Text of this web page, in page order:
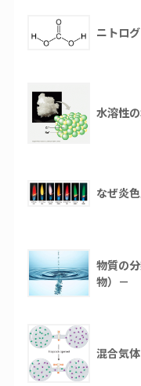
ニトロ
水溶性
なぜ炎
物質の
物）－
混合気